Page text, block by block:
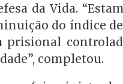
da Vida.
do índice
prisional
completou.